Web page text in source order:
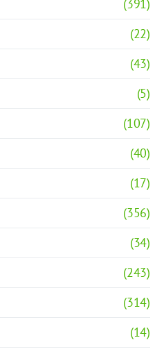
(391)
(22)
(43)
(5)
(107)
(40)
(17)
(356)
(34)
(243)
(314)
(14)